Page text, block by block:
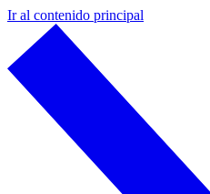
Ir al contenido principal